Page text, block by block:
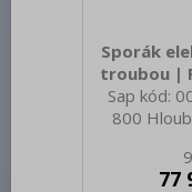
Sporák
troubou |
Sap kód:
800
119.60
brutto77